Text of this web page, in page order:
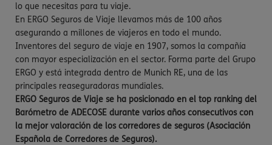
lo que necesitas para tu viaje.
En ERGO Seguros de Viaje llevamos más de 100 años
asegurando a millones de viajeros en todo el mundo.
Inventores del seguro de viaje en 1907, somos la compañía
con mayor especialización en el sector. Forma parte del Grupo
ERGO y está integrada dentro de Munich RE, una de las
principales reaseguradoras mundiales.
ERGO Seguros de Viaje se ha posicionado en el top ranking del
Barómetro de ADECOSE durante varios años consecutivos con
la mejor valoración de los corredores de seguros (Asociación
Española de Corredores de Seguros).